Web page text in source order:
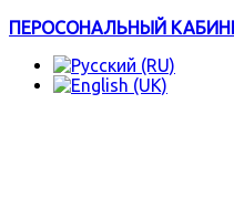
ПЕРОСОНАЛЬНЫЙ